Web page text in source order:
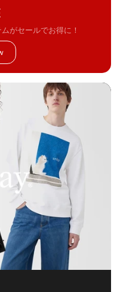
がセールでお得に！